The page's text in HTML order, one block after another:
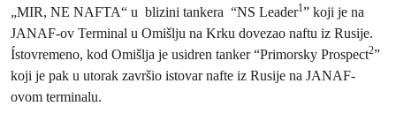
„MIR, NE NAFTA“ u blizini tankera “NS Leader1” koji je na
JANAF-ov Terminal u Omišlju na Krku dovezao naftu iz Rusije.
Ístovremeno, kod Omišlja je usidren tanker “Primorsky Prospect2”
koji je pak u utorak završio istovar nafte iz Rusije na JANAF-
ovom terminalu.